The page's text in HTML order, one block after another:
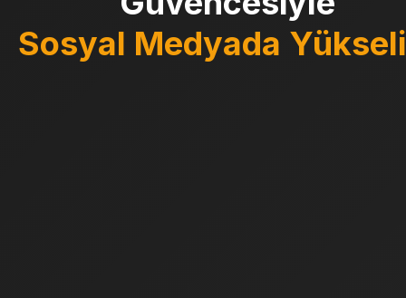
Sosyal Medyada